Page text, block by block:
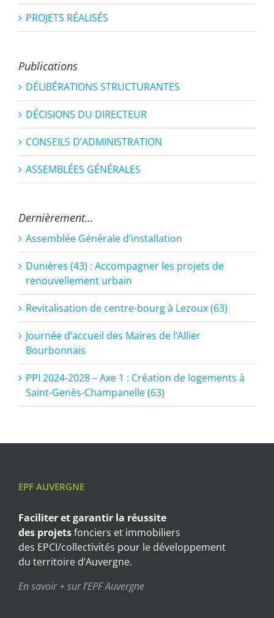
PROJETS RÉALISÉS
Publications
DÉLIBÉRATIONS STRUCTURANTES
DÉCISIONS DU DIRECTEUR
CONSEILS D’ADMINISTRATION
ASSEMBLÉES GÉNÉRALES
Dernièrement…
Assemblée Générale d’installation
Dunières (43) : Accompagner les projets de
renouvellement urbain
Revitalisation de centre-bourg à Lezoux (63)
Journée d’accueil des Maires de l’Allier
Bourbonnais
PPI 2024-2028 – Axe 1 : Création de logements à
Saint-Genès-Champanelle (63)
EPF AUVERGNE
Faciliter et garantir la réussite
des projetsfonciers et immobiliers
des EPCI/collectivités pour le développement
du territoire d’Auvergne.
En savoir + sur l’EPF Auvergne